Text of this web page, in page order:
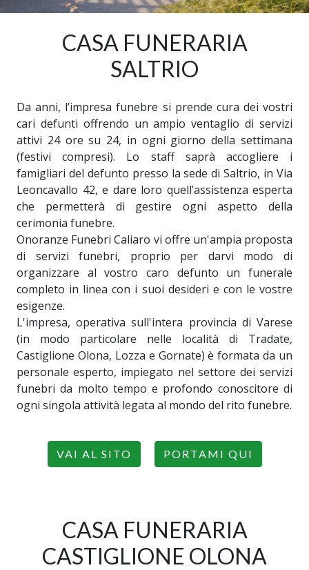
CASA FUNERARIA
SALTRIO
Da anni, l’impresa funebre si prende cura dei vostri
cari defunti offrendo un ampio ventaglio di servizi
attivi 24 ore su 24, in ogni giorno della settimana
(festivi compresi). Lo staff saprà accogliere i
famigliari del defunto presso la sede di Saltrio, in Via
Leoncavallo 42, e dare loro quell’assistenza esperta
che permetterà di gestire ogni aspetto della
cerimonia funebre.
Onoranze Funebri Caliaro vi offre un'ampia proposta
di servizi funebri, proprio per darvi modo di
organizzare al vostro caro defunto un funerale
completo in linea con i suoi desideri e con le vostre
esigenze.
L'impresa, operativa sull'intera provincia di Varese
(in modo particolare nelle località di Tradate,
Castiglione Olona, Lozza e Gornate) è formata da un
personale esperto, impiegato nel settore dei servizi
funebri da molto tempo e profondo conoscitore di
ogni singola attività legata al mondo del rito funebre.
VAI AL SITO PORTAMI QUI
CASA FUNERARIA
CASTIGLIONE OLONA